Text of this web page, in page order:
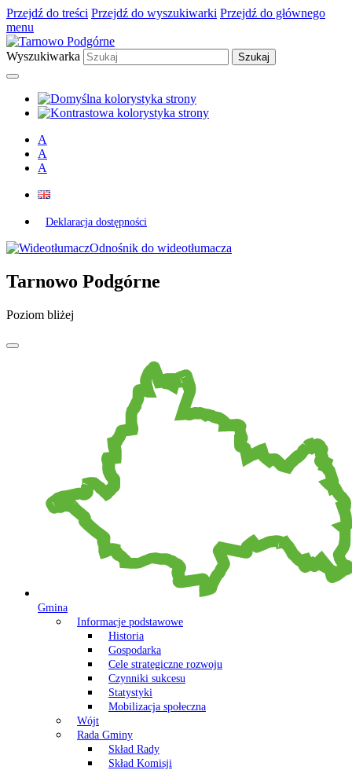
Przejdź do treści Przejdź do wyszukiwarki Przejdź do głównego
menu
Wyszukiwarka
A
A
A
Deklaracja dostępności
Odnośnik do wideotłumacza
Tarnowo Podgórne
Poziom bliżej
Gmina
Informacje podstawowe
Historia
Gospodarka
Cele strategiczne rozwoju
Czynniki sukcesu
Statystyki
Mobilizacja społeczna
Wójt
Rada Gminy
Skład Rady
Skład Komisji